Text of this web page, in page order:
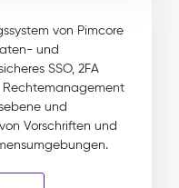
von Pimcore
und
SSO, 2FA
und
Vorschriften und